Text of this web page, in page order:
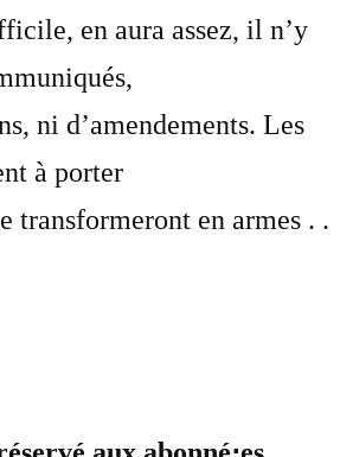
en aura assez, il n’y
ni d’amendements. Les
à porter
transformeront en armes . .